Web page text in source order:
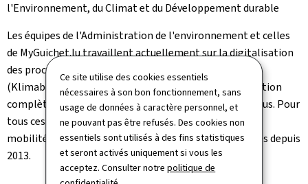
Ce site utilise des cookies essentiels
nécessaires à son bon fonctionnement, sans
usage de données à caractère personnel, et
ne pouvant pas être refusés. Des cookies non
essentiels sont utilisés à des fins statistiques
et seront activés uniquement si vous les
acceptez. Consulter notrepolitique de
l'Environnement, du Climat et du Développement durable
Les équipes de l'Administration de l'environnement et celles
de MyGuichet.lu travaillent actuellement sur la digitalisation
des procédures au niveau des véhicules électriques
(Klimabonus 'Mobilitéit'
), ce qui marquera la digitalisation
complète des 4 régimes principaux des aides Klimabonus. Pour
tous ces régimes confondus (rénovation, logement et
mobilité), 405.058.658 euros de subsides ont été liquidés depuis
2013.